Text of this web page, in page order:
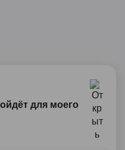
для моего